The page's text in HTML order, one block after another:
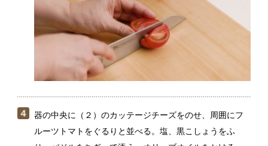
り、バジルをちぎって添え、オリーブオイルをかける。